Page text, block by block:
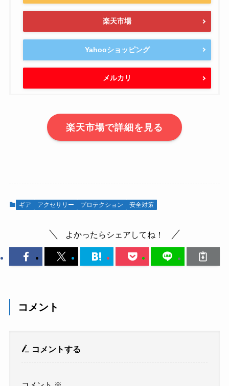
楽天市場
Yahooショッピング
メルカリ
楽天市場で詳細を見る
ギア アクセサリー プロテクション 安全対策
よかったらシェアしてね！
コメント
コメントする